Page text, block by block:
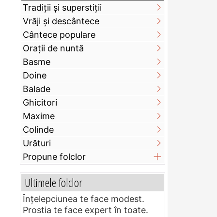
Tradiții și superstiții
Vrăji și descântece
Cântece populare
Orații de nuntă
Basme
Doine
Balade
Ghicitori
Maxime
Colinde
Urături
Propune folclor
Ultimele folclor
Înțelepciunea te face modest.
Prostia te face expert în toate.